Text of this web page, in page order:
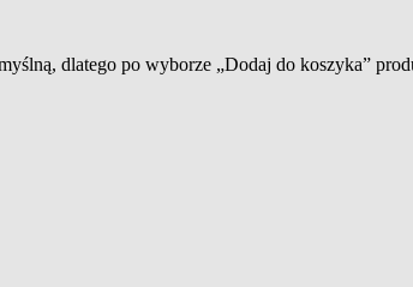
dlatego po wyborze „Dodaj do koszyka”